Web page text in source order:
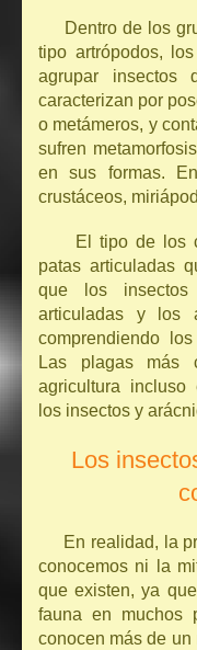
Dentro de los
tipo artrópodos,
agrupar insectos
caracterizan por
o metámeros, y
sufren
en sus formas.
crustáceos,
El tipo de los
patas articuladas
que los
articuladas y los
comprendiendo
Las plagas más
agricultura incluso
los insectos y
Los
En realidad, la
conocemos ni la
que existen, ya
fauna en muchos
conocen más de